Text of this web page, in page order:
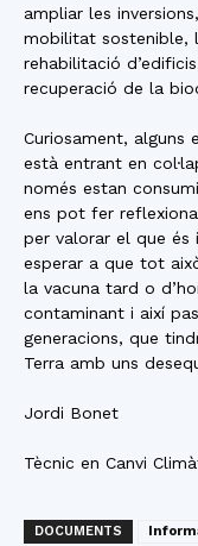
ampliar les
mobilitat sostenible,
rehabilitació
recuperació de la
Curiosament, alguns
està entrant en
només estan
ens pot fer
per valorar el que és
esperar a que tot
la vacuna tard o
contaminant i així
generacions, que
Terra amb uns
Jordi Bonet
Tècnic en Canvi
DOCUMENTS